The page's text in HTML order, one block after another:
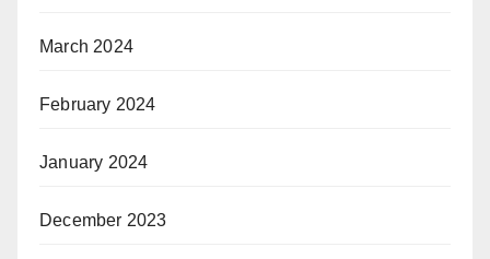
March 2024
February 2024
January 2024
December 2023